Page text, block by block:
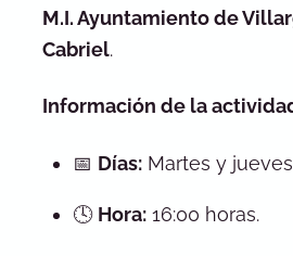
M.I. Ayuntamiento de
Cabriel.
Información de la
📅 Días: Martes y
🕓 Hora: 16:00 horas.